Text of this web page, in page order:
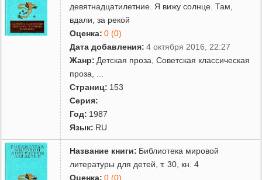
девятнадцатилетние. Я вижу солнце. Там,
вдали, за рекой
Оценка: 0 (0)
Дата добавления: 4 октября 2016, 22:27
Жанр: Детская проза ,Советская классическая
проза
Страниц: 153
Серия:
Год: 1987
Язык: RU
Название книги: Библиотека мировой
литературы для детей, т. 30, кн. 4
Оценка: 0 (0)